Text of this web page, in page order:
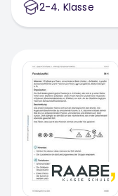
2-4. Klasse